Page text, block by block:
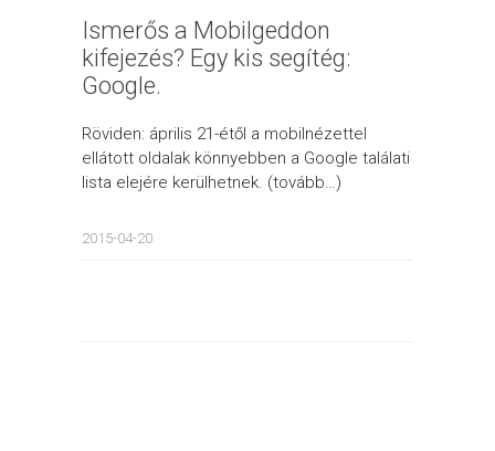
Ismerős a Mobilgeddon
kifejezés? Egy kis segítég:
Google.
Röviden: április 21-étől a mobilnézettel
ellátott oldalak könnyebben a Google találati
lista elejére kerülhetnek. (tovább…)
2015-04-20